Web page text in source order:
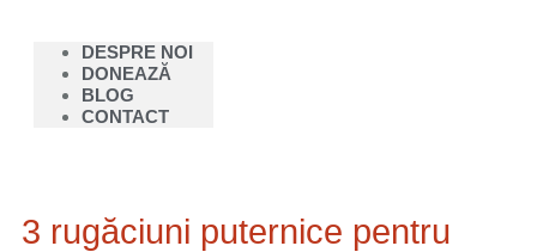
DESPRE NOI
DONEAZĂ
BLOG
CONTACT
3 rugăciuni puternice pentru